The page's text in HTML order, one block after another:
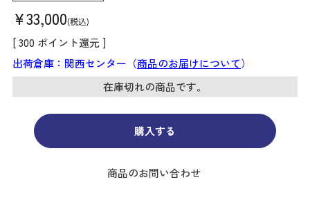
¥33,000 税込
[300 ポイント還元 ]
出荷倉庫：関西センター（商品のお届けについて）
在庫切れの商品です。
購入する
商品のお問い合わせ